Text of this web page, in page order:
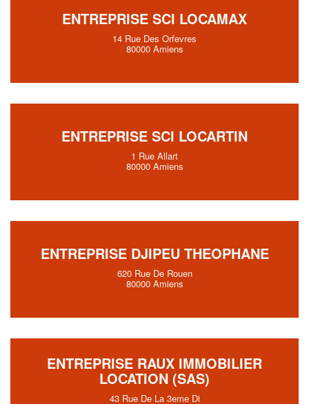
ENTREPRISE SCI LOCAMAX
14 Rue Des Orfevres
80000 Amiens
ENTREPRISE SCI LOCARTIN
1 Rue Allart
80000 Amiens
ENTREPRISE DJIPEU THEOPHANE
620 Rue De Rouen
80000 Amiens
ENTREPRISE RAUX IMMOBILIER
LOCATION (SAS)
43 Rue De La 3eme Di